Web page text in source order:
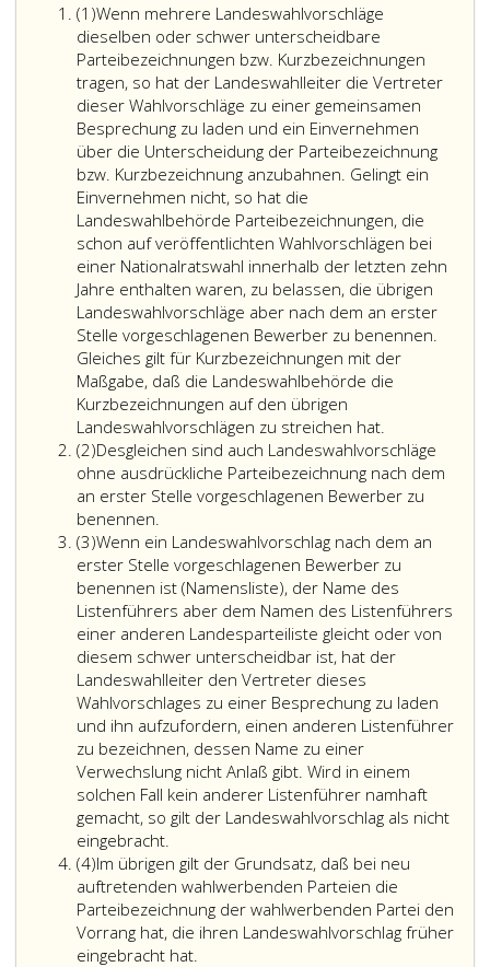
(1)Absatz
eins
Wenn mehrere Landeswahlvorschläge
dieselben oder schwer unterscheidbare
Parteibezeichnungen bzw. Kurzbezeichnungen
tragen, so hat der Landeswahlleiter die Vertreter
dieser Wahlvorschläge zu einer gemeinsamen
Besprechung zu laden und ein Einvernehmen
über die Unterscheidung der Parteibezeichnung
bzw. Kurzbezeichnung anzubahnen. Gelingt ein
Einvernehmen nicht, so hat die
Landeswahlbehörde Parteibezeichnungen, die
schon auf veröffentlichten Wahlvorschlägen bei
einer Nationalratswahl innerhalb der letzten zehn
Jahre enthalten waren, zu belassen, die übrigen
Landeswahlvorschläge aber nach dem an erster
Stelle vorgeschlagenen Bewerber zu benennen.
Gleiches gilt für Kurzbezeichnungen mit der
Maßgabe, daß die Landeswahlbehörde die
Kurzbezeichnungen auf den übrigen
Landeswahlvorschlägen zu streichen hat.
(2)Absatz
2
Desgleichen sind auch Landeswahlvorschläge
ohne ausdrückliche Parteibezeichnung nach dem
an erster Stelle vorgeschlagenen Bewerber zu
benennen.
(3)Absatz
3
Wenn ein Landeswahlvorschlag nach dem an
erster Stelle vorgeschlagenen Bewerber zu
benennen ist (Namensliste), der Name des
Listenführers aber dem Namen des Listenführers
einer anderen Landesparteiliste gleicht oder von
diesem schwer unterscheidbar ist, hat der
Landeswahlleiter den Vertreter dieses
Wahlvorschlages zu einer Besprechung zu laden
und ihn aufzufordern, einen anderen Listenführer
zu bezeichnen, dessen Name zu einer
Verwechslung nicht Anlaß gibt. Wird in einem
solchen Fall kein anderer Listenführer namhaft
gemacht, so gilt der Landeswahlvorschlag als nicht
eingebracht.
(4)Absatz
4
Im übrigen gilt der Grundsatz, daß bei neu
auftretenden wahlwerbenden Parteien die
Parteibezeichnung der wahlwerbenden Partei den
Vorrang hat, die ihren Landeswahlvorschlag früher
eingebracht hat.